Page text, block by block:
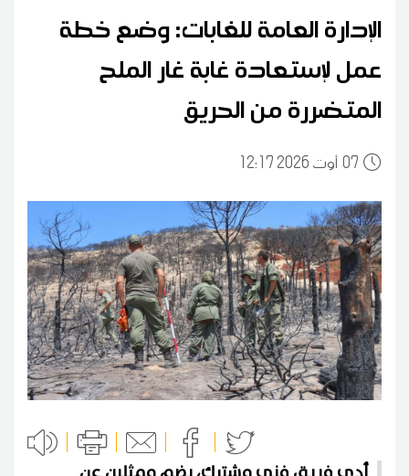
الإدارة العامة للغابات: وضع خطة
عمل لإستعادة غابة غار الملح
المتضررة من الحريق
0712:17 2026 أوت